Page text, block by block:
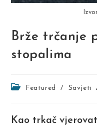
Brže trčanje
stopalima
PostFeatured / Savjeti
Kao trkač